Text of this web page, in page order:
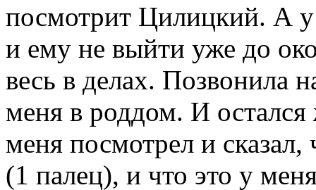
посмотрит Цилицкий. А у
и ему не выйти уже до
весь в делах. Позвонила
меня в роддом. И
меня посмотрел и сказал,
(1 палец), и что это у